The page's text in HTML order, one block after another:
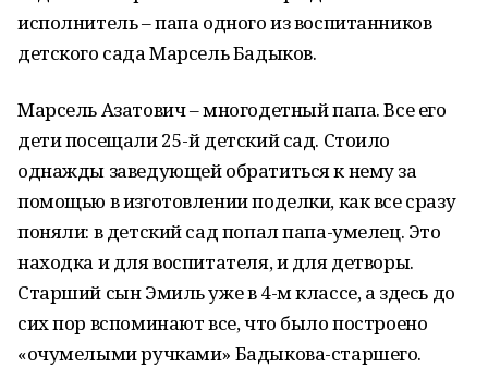
исполнитель – папа одного из воспитанников
детского сада Марсель Бадыков.
Марсель Азатович – многодетный папа. Все его
дети посещали 25-й детский сад. Стоило
однажды заведующей обратиться к нему за
помощью в изготовлении поделки, как все сразу
поняли: в детский сад попал папа-умелец. Это
находка и для воспитателя, и для детворы.
Старший сын Эмиль уже в 4-м классе, а здесь до
сих пор вспоминают все, что было построено
«очумелыми ручками» Бадыкова-старшего.